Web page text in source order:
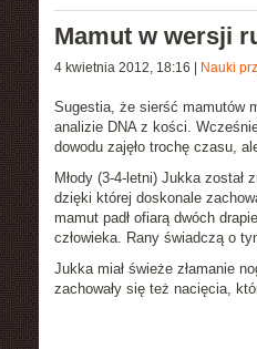
Mamut w wersji
4 kwietnia 2012, 18:16 Nauki
Sugestia, że sierść mamutów
analizie DNA z kości.
dowodu zajęło trochę czasu,
Młody (3-4-letni) Jukka
dzięki której doskonale
mamut padł ofiarą dwóch
człowieka. Rany świadczą o
Jukka miał świeże złamanie
zachowały się też nacięcia,